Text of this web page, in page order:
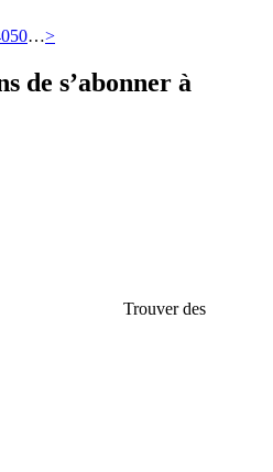
50…>
de s’abonner à
Trouver des